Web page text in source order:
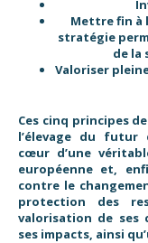
Mettre fin à
stratégie
de la
Valoriser
Ces cinq principes
l’élevage du futur
cœur d’une
européenne et,
contre le
protection des
valorisation de
ses impacts, ainsi